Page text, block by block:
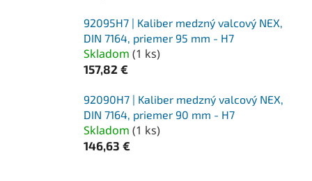
92095H7 | Kaliber medzný valcový NEX,
DIN 7164, priemer 95 mm - H7
Skladom (1 ks)
157,82 €
92090H7 | Kaliber medzný valcový NEX,
DIN 7164, priemer 90 mm - H7
Skladom (1 ks)
146,63 €